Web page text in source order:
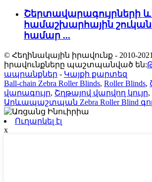
Շերտավարագույրների
համաշխարհային շուկան
համար ...
© Հեղինակային իրավունք - 2010-
իրավունքները պաշտպանված են:
ապրանքներ - Կայքի քարտեզ
Ball-chain Zebra Roller Blinds, Roller Blinds,
վարագույր, Շղթայով վարվող կույր,
Արևապաշտպան Zebra Roller Blind
Ուղարկել էլ
x